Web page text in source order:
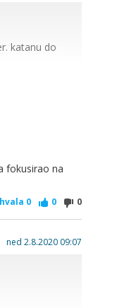
katanu do
fokusirao na
hvala 0 0 0
ned 2.8.2020 09:07